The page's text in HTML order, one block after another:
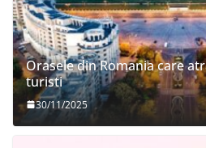
Orasele din Romania care
turisti
30/11/2025